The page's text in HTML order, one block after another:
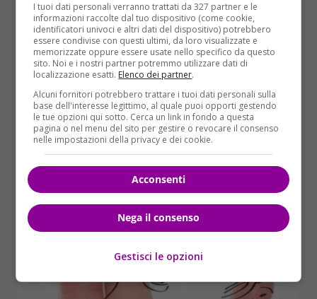
Sean Penn, The Gunman: il nuovo trailer è
online
Redazione 24/02/2015
La Open Road Films ha rilasciato il nuovo trailer di
The Gunman, l’action crime movie diretto da...
I tuoi dati personali verranno trattati da 327 partner e le
informazioni raccolte dal tuo dispositivo (come cookie,
identificatori univoci e altri dati del dispositivo) potrebbero
essere condivise con questi ultimi, da loro visualizzate e
memorizzate oppure essere usate nello specifico da questo
sito. Noi e i nostri partner potremmo utilizzare dati di
localizzazione esatti. Elenco dei partner.
Alcuni fornitori potrebbero trattare i tuoi dati personali sulla
base dell'interesse legittimo, al quale puoi opporti gestendo
le tue opzioni qui sotto. Cerca un link in fondo a questa
pagina o nel menu del sito per gestire o revocare il consenso
nelle impostazioni della privacy e dei cookie.
Acconsenti
Nega il consenso
Gestisci le opzioni